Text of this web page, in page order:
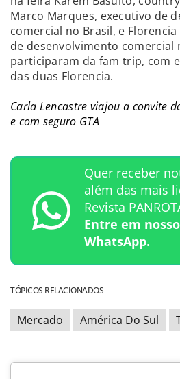
Marco Marques, executivo de
comercial no Brasil, e
de desenvolvimento comercial
participaram da fam trip, com
das duas Florencia.
Carla Lencastre viajou a convite
e com seguro GTA
Quer receber
além das mais
Revista
Entre em
WhatsApp.
TÓPICOS RELACIONADOS
Mercado América Do Sul